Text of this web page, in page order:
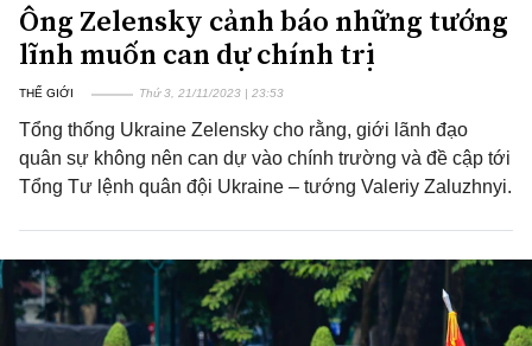
Ông Zelensky cảnh báo những tướng
lĩnh muốn can dự chính trị
THẾ GIỚI Thứ 3, 21/11/2023 | 23:53
Tổng thống Ukraine Zelensky cho rằng, giới lãnh đạo
quân sự không nên can dự vào chính trường và đề cập tới
Tổng Tư lệnh quân đội Ukraine – tướng Valeriy Zaluzhnyi.